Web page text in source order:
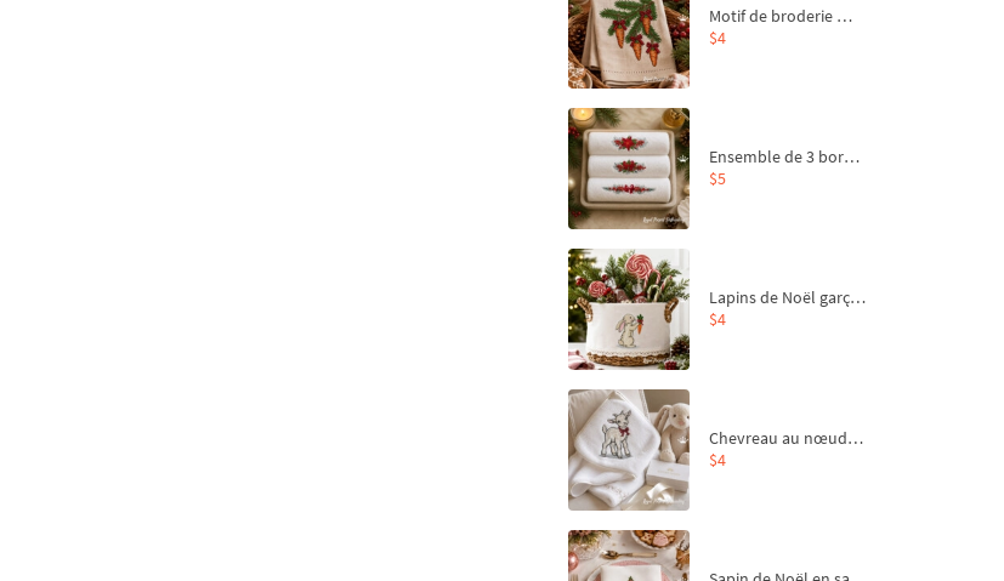
Motif de broderie machine Branche de sapin et carottes - 4 tailles
$4
Ensemble de 3 bordures de Noël pour broderie machine
$5
Lapins de Noël garçon et fille - 4 tailles
$4
Chevreau au nœud rouge – broderie machine, 4 tailles
$4